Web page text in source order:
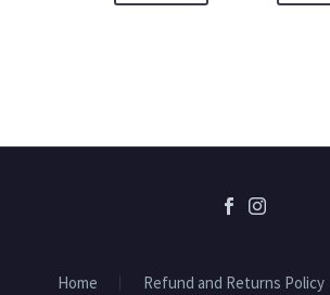
Home Refund and Returns Policy